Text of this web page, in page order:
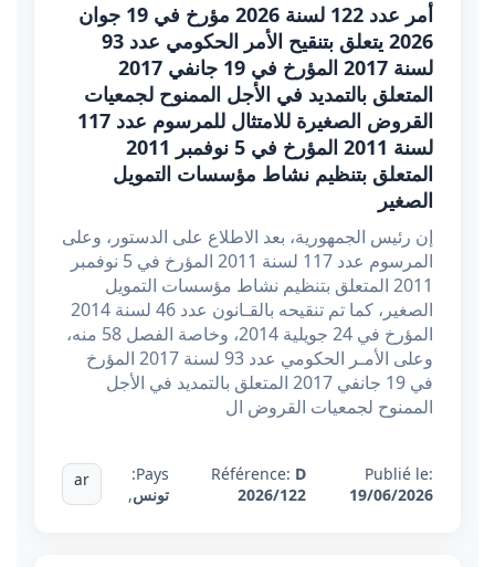
أمر عدد 122 لسنة 2026 مؤرخ في 19 جوان
2026 يتعلق بتنقيح الأمر الحكومي عدد 93
لسنة 2017 المؤرخ في 19 جانفي 2017
المتعلق بالتمديد في الأجل الممنوح لجمعيات
القروض الصغيرة للامتثال للمرسوم عدد 117
لسنة 2011 المؤرخ في 5 نوفمبر 2011
المتعلق بتنظيم نشاط مؤسسات التمويل
الصغير
إن رئيس الجمهورية، بعد الاطلاع على الدستور، وعلى
المرسوم عدد 117 لسنة 2011 المؤرخ في 5 نوفمبر
2011 المتعلق بتنظيم نشاط مؤسسات التمويل
الصغير، كما تم تنقيحه بالقـانون عدد 46 لسنة 2014
المؤرخ في 24 جويلية 2014، وخاصة الفصل 58 منه،
وعلى الأمـر الحكومي عدد 93 لسنة 2017 المؤرخ
في 19 جانفي 2017 المتعلق بالتمديد في الأجل
الممنوح لجمعيات القروض ال
Publié le:
19/06/2026
Référence: D
2026/122
Pays:
تونس,
ar